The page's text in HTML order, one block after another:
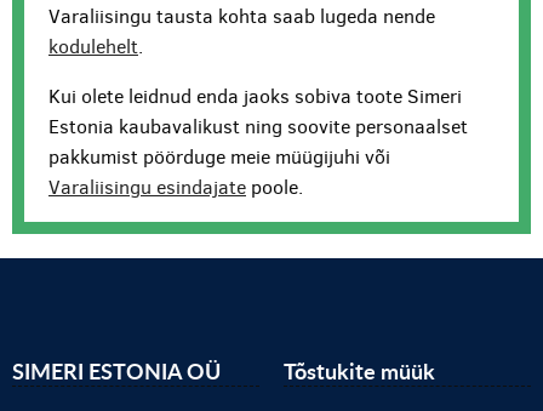
Varaliisingu tausta kohta saab lugeda nende
kodulehelt.
Kui olete leidnud enda jaoks sobiva toote Simeri
Estonia kaubavalikust ning soovite personaalset
pakkumist pöörduge meie müügijuhi või
Varaliisingu esindajate poole.
SIMERI ESTONIA OÜ Tõstukite müük